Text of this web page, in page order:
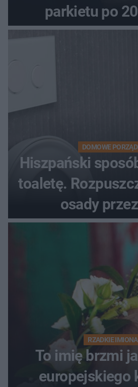
parkietu po
DOMOWE
Hiszpański
toaletę.
osady
RZADKIE IMIONA
To imię brzmi
europejskiego